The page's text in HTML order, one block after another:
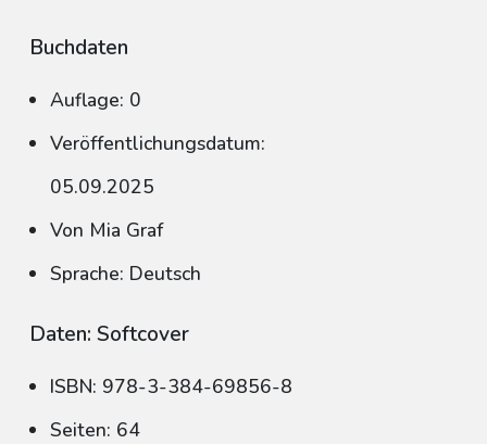
Buchdaten
Auflage: 0
Veröffentlichungsdatum:
05.09.2025
Von Mia Graf
Sprache: Deutsch
Daten: Softcover
ISBN: 978-3-384-69856-8
Seiten: 64